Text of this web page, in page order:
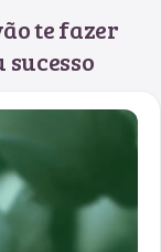
te fazer
sucesso